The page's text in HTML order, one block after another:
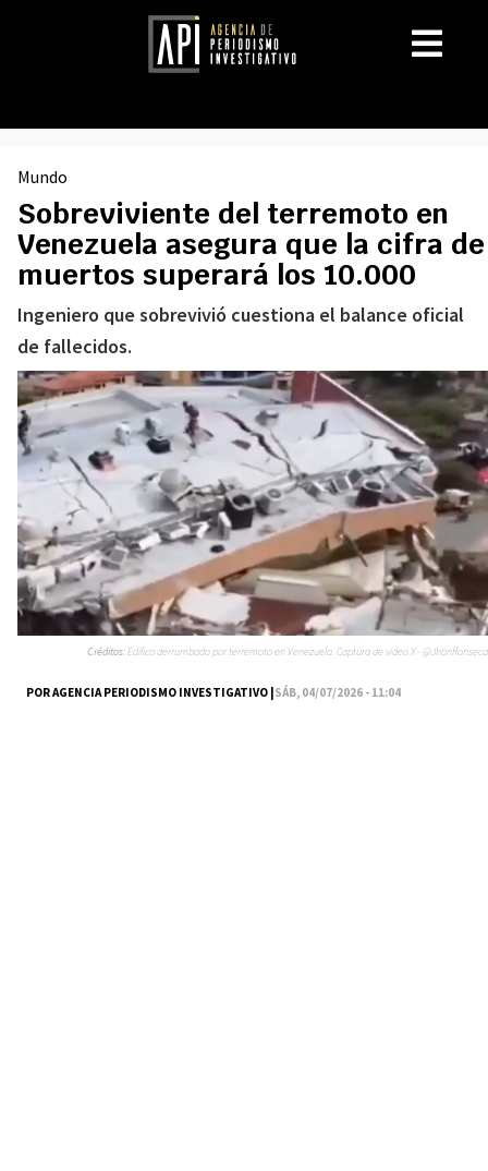
Mundo
Sobreviviente del terremoto en
Venezuela asegura que la cifra de
muertos superará los 10.000
Ingeniero que sobrevivió cuestiona el balance oficial
de fallecidos.
POR AGENCIA PERIODISMO INVESTIGATIVO |SÁB, 04/07/2026 - 11:04
Créditos:Edifico derrumbado por terremoto en Venezuela. Captura de video X - @Jhonffonseca